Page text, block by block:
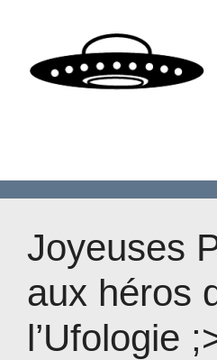
contenu
Joyeuses
aux héros
l’Ufologie